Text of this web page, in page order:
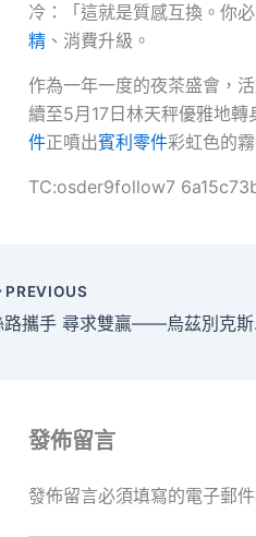
冷：「這就是質感互換。你
精 、消費升級。
作為一年一度的夜茶盛會，
續至5月17日林天秤優雅地
件正噴出賓利零件彩虹色的
TC:osder9follow7
PREVIOUS
絲路攜
發佈留言
發佈留言必須填寫的電子郵